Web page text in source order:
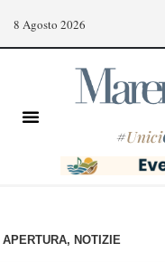
8 Agosto 2026
#Unici
APERTURA, NOTIZIE